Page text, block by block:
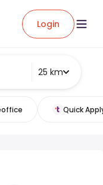
Login
25 km
Quick